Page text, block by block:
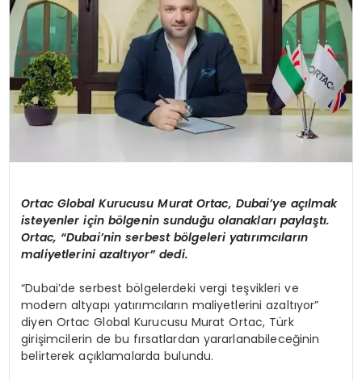
Ortac Global Kurucusu Murat Ortac, Dubai’ye açılmak
isteyenler için bölgenin sunduğu olanakları paylaştı.
Ortac, “Dubai’nin serbest bölgeleri yatırımcıların
maliyetlerini azaltıyor” dedi.
“Dubai’de serbest bölgelerdeki vergi teşvikleri ve
modern altyapı yatırımcıların maliyetlerini azaltıyor”
diyen Ortac Global Kurucusu Murat Ortac, Türk
girişimcilerin de bu fırsatlardan yararlanabileceğinin
belirterek açıklamalarda bulundu.